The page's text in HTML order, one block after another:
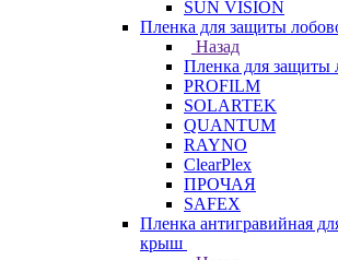
SUN VISION
Пленка для защиты
Назад
Пленка для защиты
PROFILM
SOLARTEK
QUANTUM
RAYNO
ClearPlex
ПРОЧАЯ
SAFEX
Пленка антигравийная
крыш